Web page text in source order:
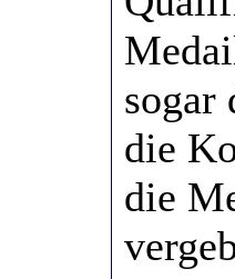
sogar
die
die